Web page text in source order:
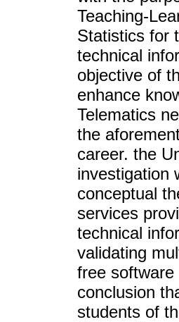
Teaching-
Statistics for
technical
objective of
enhance
Telematics
the
career. the
investigation
conceptual
services
technical
validating
free
conclusion
students of